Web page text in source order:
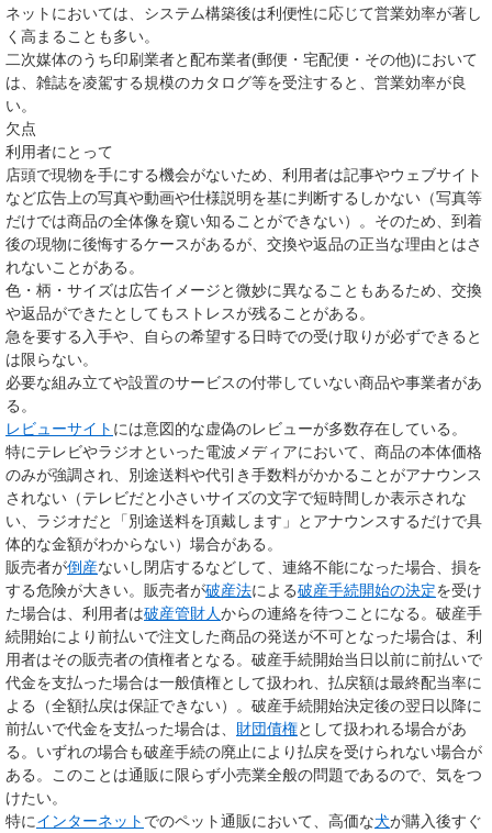
ネットにおいては、システム構築後は利便性に応じて営業効率が著し
く高まることも多い。
二次媒体のうち印刷業者と配布業者(郵便・宅配便・その他)において
は、雑誌を凌駕する規模のカタログ等を受注すると、営業効率が良
い。
欠点
利用者にとって
店頭で現物を手にする機会がないため、利用者は記事やウェブサイト
など広告上の写真や動画や仕様説明を基に判断するしかない（写真等
だけでは商品の全体像を窺い知ることができない）。そのため、到着
後の現物に後悔するケースがあるが、交換や返品の正当な理由とはさ
れないことがある。
色・柄・サイズは広告イメージと微妙に異なることもあるため、交換
や返品ができたとしてもストレスが残ることがある。
急を要する入手や、自らの希望する日時での受け取りが必ずできると
は限らない。
必要な組み立てや設置のサービスの付帯していない商品や事業者があ
る。
レビューサイト には意図的な虚偽のレビューが多数存在している。
特にテレビやラジオといった電波メディアにおいて、商品の本体価格
のみが強調され、別途送料や代引き手数料がかかることがアナウンス
されない（テレビだと小さいサイズの文字で短時間しか表示されな
い、ラジオだと「別途送料を頂戴します」とアナウンスするだけで具
体的な金額がわからない）場合がある。
販売者が倒産ないし閉店するなどして、連絡不能になった場合、損を
する危険が大きい。販売者が破産法による破産手続開始の決定を受け
た場合は、利用者は破産管財人からの連絡を待つことになる。破産手
続開始により前払いで注文した商品の発送が不可となった場合は、利
用者はその販売者の債権者となる。破産手続開始当日以前に前払いで
代金を支払った場合は一般債権として扱われ、払戻額は最終配当率に
よる（全額払戻は保証できない）。破産手続開始決定後の翌日以降に
前払いで代金を支払った場合は、 財団債権として扱われる場合があ
る。いずれの場合も破産手続の廃止により払戻を受けられない場合が
ある。このことは通販に限らず小売業全般の問題であるので、気をつ
けたい。
特にインターネット でのペット通販において、高価な犬が購入後すぐ